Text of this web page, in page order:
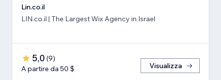
Lin.co.il
LIN.co.il | The Largest Wix Agency in Israel
5,0 (9)
A partire da 50 $
Visualizza